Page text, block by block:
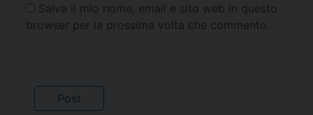
Salva il mio nome, email e sito web in questo
browser per la prossima volta che commento.